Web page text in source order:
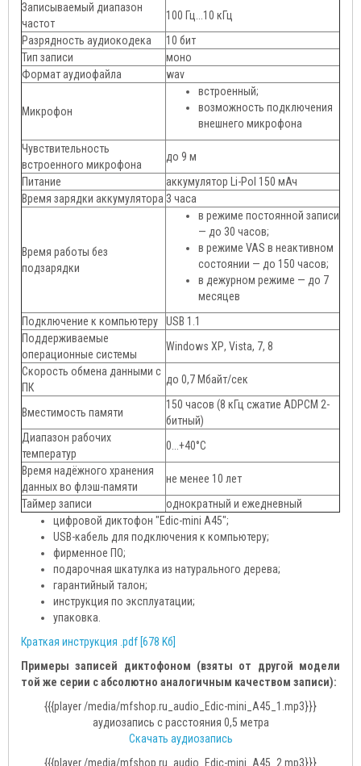
Записываемый диапазон
частот
100 Гц...10 кГц
Разрядность аудиокодека
10 бит
Тип записи
моно
Формат аудиофайла
wav
Микрофон
встроенный;
возможность подключения
внешнего микрофона
Чувствительность
встроенного микрофона
до 9 м
Питание
аккумулятор Li-Pol 150 мАч
Время зарядки аккумулятора 3 часа
Время работы без
подзарядки
в режиме постоянной записи
— до 30 часов;
в режиме VAS в неактивном
состоянии — до 150 часов;
в дежурном режиме — до 7
месяцев
Подключение к компьютеру
USB 1.1
Поддерживаемые
операционные системы
Windows ХР, Vista, 7, 8
Скорость обмена данными с
ПК
до 0,7 Мбайт/сек
Вместимость памяти
150 часов (8 кГц сжатие ADPCM 2-
битный)
Диапазон рабочих
температур
0...+40°C
Время надёжного хранения
данных во флэш-памяти
не менее 10 лет
Таймер записи
однократный и ежедневный
цифровой диктофон "Edic-mini A45";
USB-кабель для подключения к компьютеру;
фирменное ПО;
подарочная шкатулка из натурального дерева;
гарантийный талон;
инструкция по эксплуатации;
упаковка.
Краткая инструкция .pdf [678 Kб]
Примеры записей диктофоном (взяты от другой модели
той же серии с абсолютно аналогичным качеством записи):
{{{player /media/mfshop.ru_audio_Edic-mini_A45_1.mp3}}}
аудиозапись с расстояния 0,5 метра
Скачать аудиозапись
{{{player /media/mfshop.ru_audio_Edic-mini_A45_2.mp3}}}